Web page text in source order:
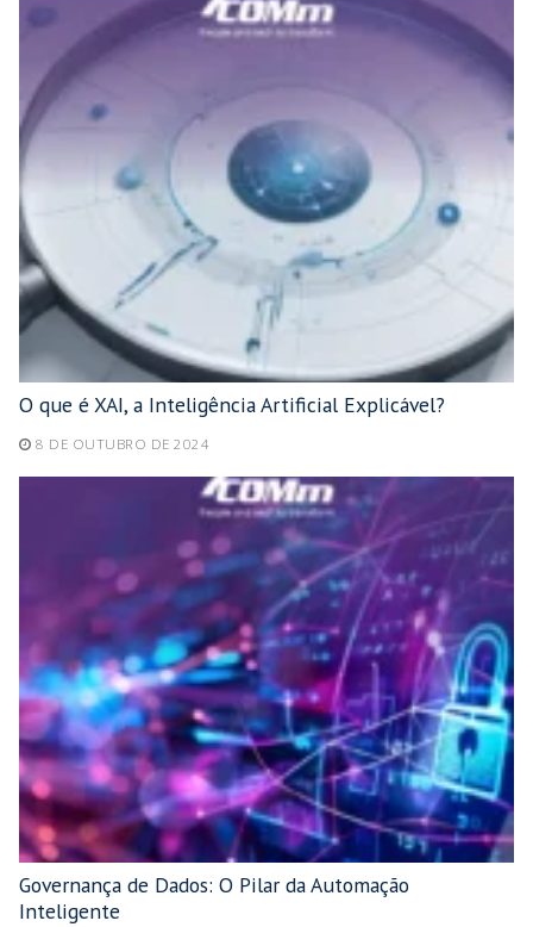
O que é XAI, a Inteligência Artificial Explicável?
8 DE OUTUBRO DE 2024
Governança de Dados: O Pilar da Automação
Inteligente